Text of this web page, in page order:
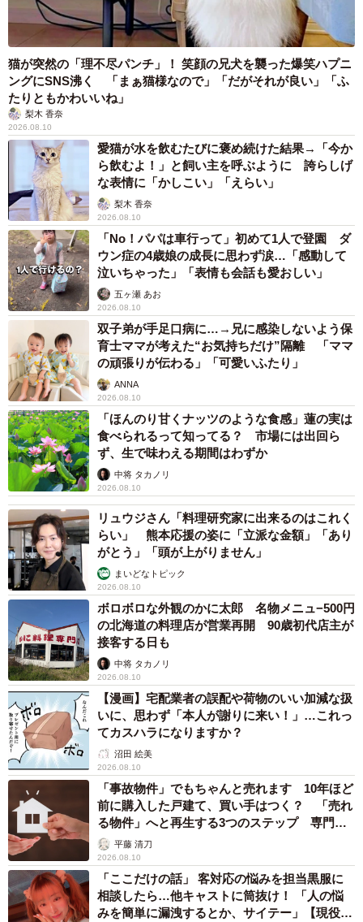
猫が突然の「理不尽パンチ」！ 笑顔の兄犬を襲った爆笑ハプニ
ングにSNS沸く 「まぁ猫様なので」「だがそれが良い」「ふ
たりともかわいいね」
梨木 香奈
2026.08.10
愛猫が水を飲むたびに褒め続けた結果→「今か
ら飲むよ！」と飼い主を呼ぶように 誇らしげ
な表情に「かしこい」「えらい」
梨木 香奈
2026.08.10
「No！パパは車行って」初めて1人で登園 ダ
ウン症の4歳娘の成長に思わず涙…「感動して
泣いちゃった」「表情も会話も愛おしい」
五ヶ瀬 あお
2026.08.10
双子弟が手足口病に…→兄に感染しないよう保
育士ママが考えた“お気持ちだけ”隔離 「ママ
の頑張りが伝わる」「可愛いふたり」
ANNA
2026.08.10
「ほんのり甘くナッツのような食感」蓮の実は
食べられるって知ってる？ 市場には出回ら
ず、生で味わえる期間はわずか
中将 タカノリ
2026.08.10
リュウジさん「料理研究家に出来るのはこれく
らい」 熊本応援の姿に「立派な金額」「あり
がとう」「頭が上がりません」
まいどなトピック
2026.08.10
ボロボロな外観のかに太郎 名物メニュ−500円
の北海道の料理店が営業再開 90歳初代店主が
接客する日も
中将 タカノリ
2026.08.10
【漫画】宅配業者の誤配や荷物のいい加減な扱
いに、思わず「本人が謝りに来い！」…これっ
てカスハラになりますか？
沼田 絵美
2026.08.10
「事故物件」でもちゃんと売れます 10年ほど
前に購入した戸建て、買い手はつく？ 「売れ
る物件」へと再生する3つのステップ 専門家
が解説平藤 清刀
2026.08.10
「ここだけの話」 客対応の悩みを担当黒服に
相談したら…他キャストに筒抜け！ 「人の悩
みを簡単に漏洩するとか、サイテー」【現役キ